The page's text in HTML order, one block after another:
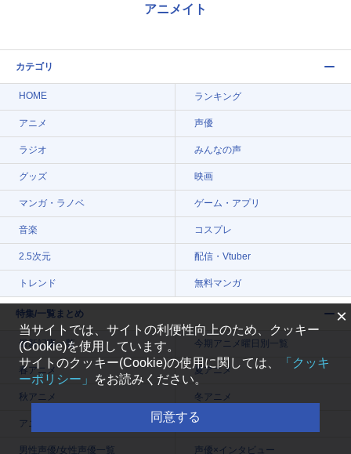
アニメイト
カテゴリ
HOME ランキング
アニメ 声優
ラジオ みんなの声
グッズ 映画
マンガ・ラノベ ゲーム・アプリ
音楽 コスプレ
2.5次元 配信・Vtuber
トレンド 無料マンガ
特集/一覧まとめ
最新記事一覧 今期アニメ曜日別一覧
春アニメ 夏アニメ
秋アニメ 冬アニメ
アニメ記事一覧 声優記事一覧
男性声優/女性声優一覧 声優×インタビュー
×
当サイトでは、サイトの利便性向上のため、クッキー
(Cookie)を使用しています。
サイトのクッキー(Cookie)の使用に関しては、
「クッキ
ーポリシー」
をお読みください。
同意する